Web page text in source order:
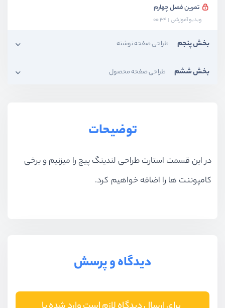
تمرین فصل چهارم
ویدیو آموزشی 00:34
بخش پنجم طراحی صفحه نوشته
بخش ششم طراحی صفحه محصول
طراحی برخی صفحات جانبی
بخش نهم المنتور پلاس
بخش دهم آپدیت 2024
توضیحات
در این قسمت استارت طراحی لندینگ پیج را میزنیم و برخی
کامپوننت ها را اضافه خواهیم کرد.
دیدگاه و پرسش